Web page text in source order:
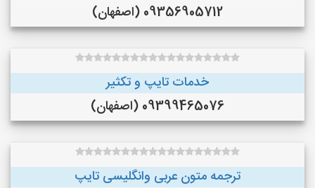
09356905712 (اصفهان)
خدمات تایپ و تکثیر
09399465076 (اصفهان)
ترجمه متون عربی وانگلیسی تایپ